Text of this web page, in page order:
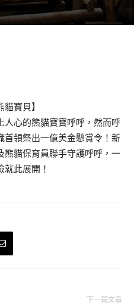
寶貝】
人心的熊貓寶寶呼呼，然而呼
首領祭出一億美金懸賞令！新
熊貓保育員聯手守護呼呼，一
此展開！
下一篇文章